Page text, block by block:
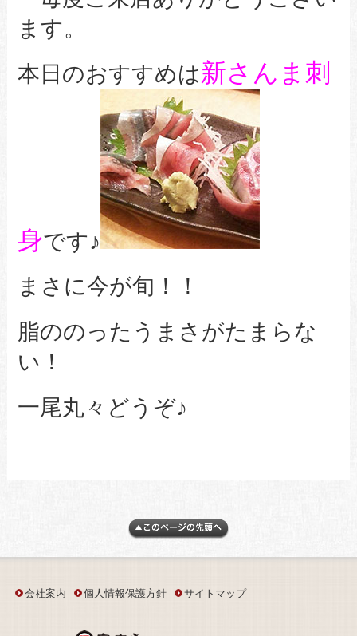
ます。
本日のおすすめは新さんま刺
身です♪
まさに今が旬！！
脂ののったうまさがたまらな
い！
一尾丸々どうぞ♪
会社案内 個人情報保護方針 サイトマップ